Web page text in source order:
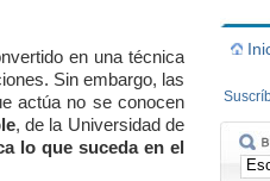
en una técnica
Sin embargo, las
actúa no se conocen
, de la Universidad de
lo que suceda en el